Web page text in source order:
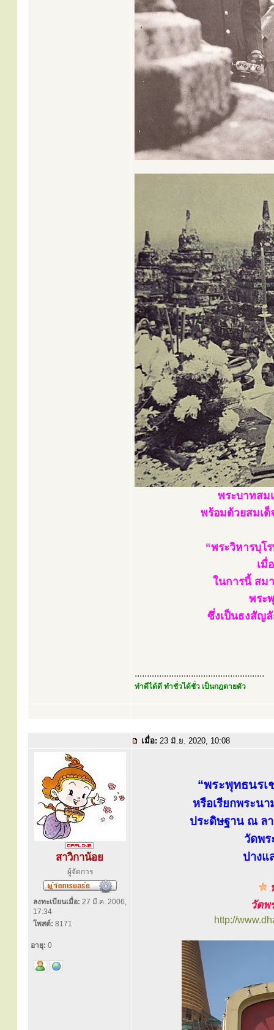
พระบาทสม
พร้อมด้วยสมเ
“พระวิหารบุโ
เมื่
ในการนี้ สม
พระ
ซึ่งเป็นธงสัญ
.....................................................
ทำดีได้ดี ทำชั่วได้ชั่ว เป็นกฎตายตัว
เมื่อ: 23 มิ.ย. 2020, 10:08
สาวิกาน้อย
ผู้จัดการ
ลงทะเบียนเมื่อ: 27 มี.ค. 2006,
17:34
โพสต์: 8171
อายุ: 0
“พระพุทธนร
หรือเรียกพระน
ประดิษฐาน ณ ล
วัดพร
ปางแ
วัดพ
http://